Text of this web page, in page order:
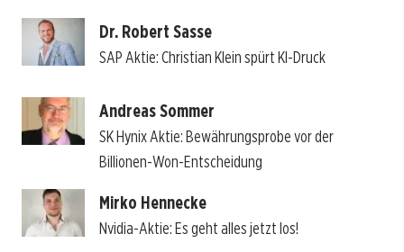
Dr. Robert Sasse
SAP Aktie: Christian Klein spürt KI-Druck
Andreas Sommer
SK Hynix Aktie: Bewährungsprobe vor der
Billionen-Won-Entscheidung
Mirko Hennecke
Nvidia-Aktie: Es geht alles jetzt los!